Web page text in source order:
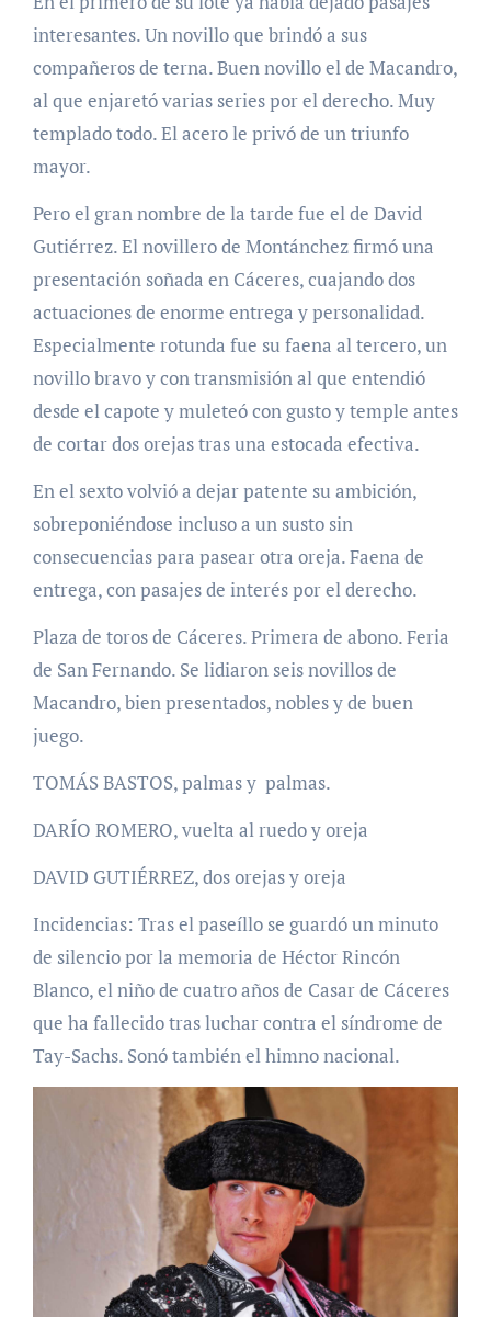
interesantes. Un novillo que brindó a sus
compañeros de terna. Buen novillo el de Macandro,
al que enjaretó varias series por el derecho. Muy
templado todo. El acero le privó de un triunfo
mayor.
Pero el gran nombre de la tarde fue el de David
Gutiérrez. El novillero de Montánchez firmó una
presentación soñada en Cáceres, cuajando dos
actuaciones de enorme entrega y personalidad.
Especialmente rotunda fue su faena al tercero, un
novillo bravo y con transmisión al que entendió
desde el capote y muleteó con gusto y temple antes
de cortar dos orejas tras una estocada efectiva.
En el sexto volvió a dejar patente su ambición,
sobreponiéndose incluso a un susto sin
consecuencias para pasear otra oreja. Faena de
entrega, con pasajes de interés por el derecho.
Plaza de toros de Cáceres. Primera de abono. Feria
de San Fernando. Se lidiaron seis novillos de
Macandro, bien presentados, nobles y de buen
juego.
TOMÁS BASTOS, palmas y palmas.
DARÍO ROMERO, vuelta al ruedo y oreja
DAVID GUTIÉRREZ, dos orejas y oreja
Incidencias: Tras el paseíllo se guardó un minuto
de silencio por la memoria de Héctor Rincón
Blanco, el niño de cuatro años de Casar de Cáceres
que ha fallecido tras luchar contra el síndrome de
Tay-Sachs. Sonó también el himno nacional.